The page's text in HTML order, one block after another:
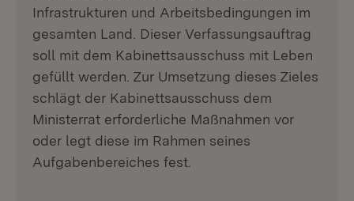
Infrastrukturen und Arbeitsbedingungen im
gesamten Land. Dieser Verfassungsauftrag
soll mit dem Kabinettsausschuss mit Leben
gefüllt werden. Zur Umsetzung dieses Zieles
schlägt der Kabinettsausschuss dem
Ministerrat erforderliche Maßnahmen vor
oder legt diese im Rahmen seines
Aufgabenbereiches fest.